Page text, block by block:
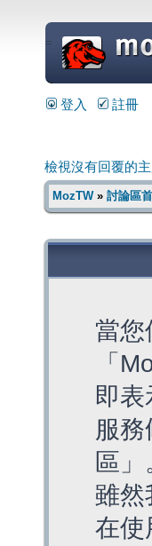
=
登入 註冊
檢視沒有回覆的主
MozTW» 討論區
當您
「
即表
服
區
雖然
在使